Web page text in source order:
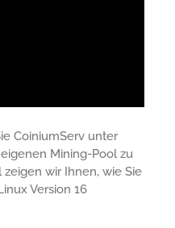
CoiniumServ unter
Mining-Pool zu
wir Ihnen, wie Sie
Version 16